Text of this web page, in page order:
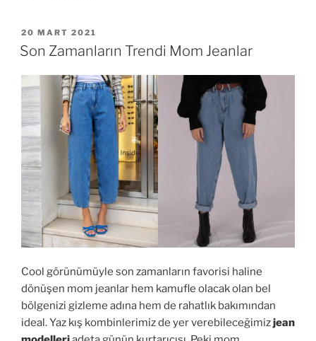
YAYIM
TARIHI
20 MART 2021
Son Zamanların Trendi Mom Jeanlar
Cool görünümüyle son zamanların favorisi haline
dönüşen mom jeanlar hem kamufle olacak olan bel
bölgenizi gizleme adına hem de rahatlık bakımından
ideal. Yaz kış kombinlerimiz de yer verebileceğimizjean